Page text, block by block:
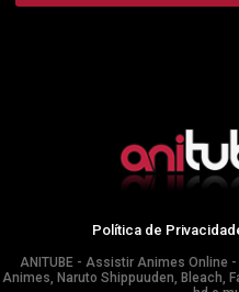
Política de
ANITUBE - Assistir Animes Online
Animes, Naruto Shippuuden, Bleach,